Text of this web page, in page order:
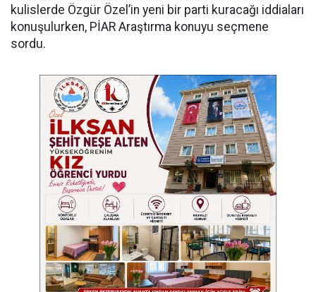
kulislerde Özgür Özel’in yeni bir parti kuracağı iddiaları
konuşulurken, PİAR Araştırma konuyu seçmene
sordu.